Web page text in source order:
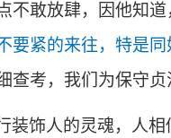
不敢放肆，因他知
要紧的来往，特是
查考，我们为保守贞
装饰人的灵魂，人